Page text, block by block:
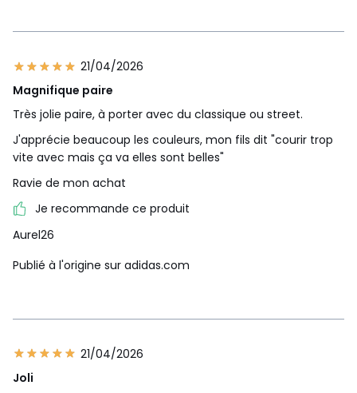
21/04/2026
Magnifique paire
Très jolie paire, à porter avec du classique ou street.
J'apprécie beaucoup les couleurs, mon fils dit "courir trop
vite avec mais ça va elles sont belles"
Ravie de mon achat
Je recommande ce produit
Aurel26
Publié à l'origine sur adidas.com
21/04/2026
Joli